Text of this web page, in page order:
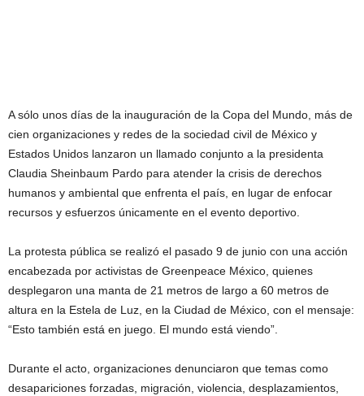
A sólo unos días de la inauguración de la Copa del Mundo, más de
cien organizaciones y redes de la sociedad civil de México y
Estados Unidos lanzaron un llamado conjunto a la presidenta
Claudia Sheinbaum Pardo para atender la crisis de derechos
humanos y ambiental que enfrenta el país, en lugar de enfocar
recursos y esfuerzos únicamente en el evento deportivo.
La protesta pública se realizó el pasado 9 de junio con una acción
encabezada por activistas de Greenpeace México, quienes
desplegaron una manta de 21 metros de largo a 60 metros de
altura en la Estela de Luz, en la Ciudad de México, con el mensaje:
“Esto también está en juego. El mundo está viendo”.
Durante el acto, organizaciones denunciaron que temas como
desapariciones forzadas, migración, violencia, desplazamientos,